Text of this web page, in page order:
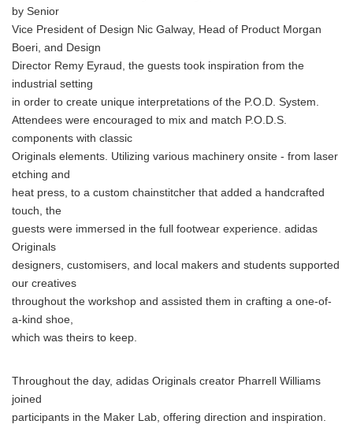
by Senior
Vice President of Design Nic Galway, Head of Product Morgan
Boeri, and Design
Director Remy Eyraud, the guests took inspiration from the
industrial setting
in order to create unique interpretations of the P.O.D. System.
Attendees were encouraged to mix and match P.O.D.S.
components with classic
Originals elements. Utilizing various machinery onsite - from laser
etching and
heat press, to a custom chainstitcher that added a handcrafted
touch, the
guests were immersed in the full footwear experience. adidas
Originals
designers, customisers, and local makers and students supported
our creatives
throughout the workshop and assisted them in crafting a one-of-
a-kind shoe,
which was theirs to keep.
Throughout the day, adidas Originals creator Pharrell Williams
joined
participants in the Maker Lab, offering direction and inspiration.